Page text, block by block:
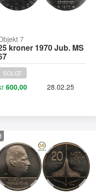
7
kroner 1970 Jub. MS
SOLGT
600,00 28.02.25